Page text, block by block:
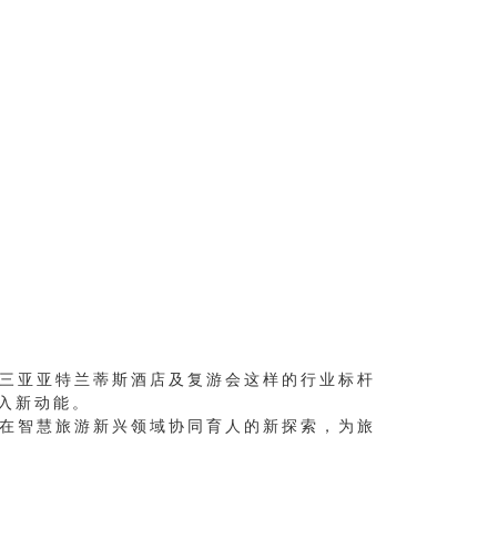
亚亚特兰蒂斯酒店及复游会这样的行业标杆
新动能。
智慧旅游新兴领域协同育人的新探索，为旅